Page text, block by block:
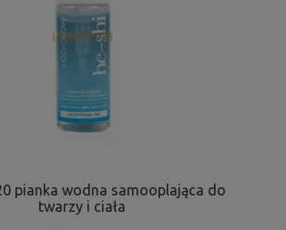
pianka wodna samooplająca do
twarzy i ciała